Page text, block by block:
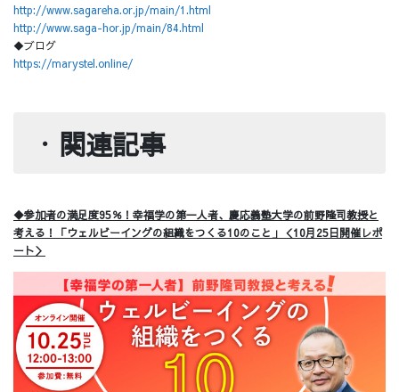
http://www.sagareha.or.jp/main/1.html
http://www.saga-hor.jp/main/84.html
◆ブログ
https://marystel.online/
・ 関連記事
◆参加者の満足度95％！幸福学の第一人者、慶応義塾大学の前野隆司教授と
考える！「ウェルビーイングの組織をつくる10のこと」＜10月25日開催レポ
ート＞